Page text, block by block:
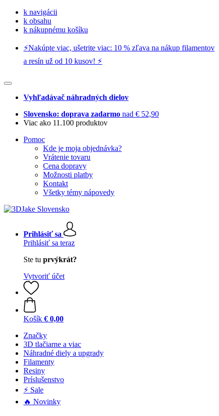
k navigácii
k obsahu
k nákupnému košíku
⚡️Nakúpte viac, ušetrite viac: 10 % zľava na nákup filamentov
a resín už od 10 kusov! ⚡️
Vyhľadávač náhradných dielov
Slovensko: doprava zadarmo nad € 52,90
Viac ako 11.100 produktov
Pomoc
Kde je moja objednávka?
Vrátenie tovaru
Cena dopravy
Možnosti platby
Kontakt
Všetky témy nápovedy
Prihlásiť sa
Prihlásiť sa teraz
Ste tu prvýkrát?
Vytvoriť účet
Košík € 0,00
Značky
3D tlačiarne a viac
Náhradné diely a upgrady
Filamenty
Resiny
Príslušenstvo
⚡ Sale
🔥 Novinky